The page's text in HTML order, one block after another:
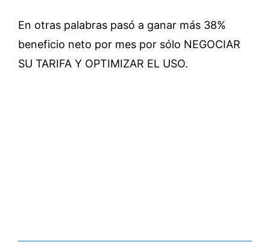
En otras palabras pasó a ganar más 38%
beneficio neto por mes por sólo NEGOCIAR
SU TARIFA Y OPTIMIZAR EL USO.